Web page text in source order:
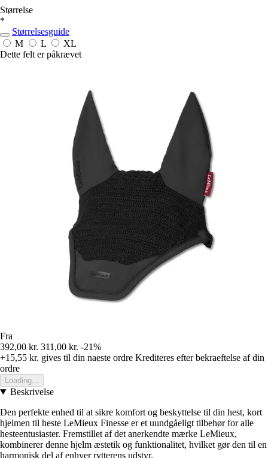
Størrelse
*
Størrelsesguide
M
L
XL
Dette felt er påkrævet
Fra
392,00 kr. 311,00 kr. -21%
+15,55 kr. gives til din naeste ordre Krediteres efter bekraeftelse af din
ordre
Loading...
Beskrivelse
Den perfekte enhed til at sikre komfort og beskyttelse til din hest, kort
hjelmen til heste LeMieux Finesse er et uundgåeligt tilbehør for alle
hesteentusiaster. Fremstillet af det anerkendte mærke LeMieux,
kombinerer denne hjelm æstetik og funktionalitet, hvilket gør den til en
harmonisk del af enhver rytterens udstyr.